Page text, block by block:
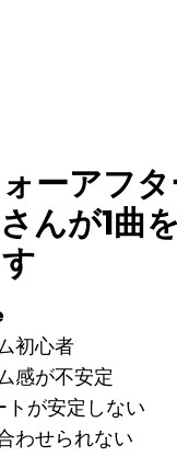
ーアフ
んが1曲
初心者
感が不安定
トが安定しない
わせられない